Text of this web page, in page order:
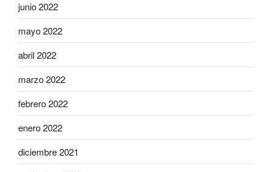
junio 2022
mayo 2022
abril 2022
marzo 2022
febrero 2022
enero 2022
diciembre 2021